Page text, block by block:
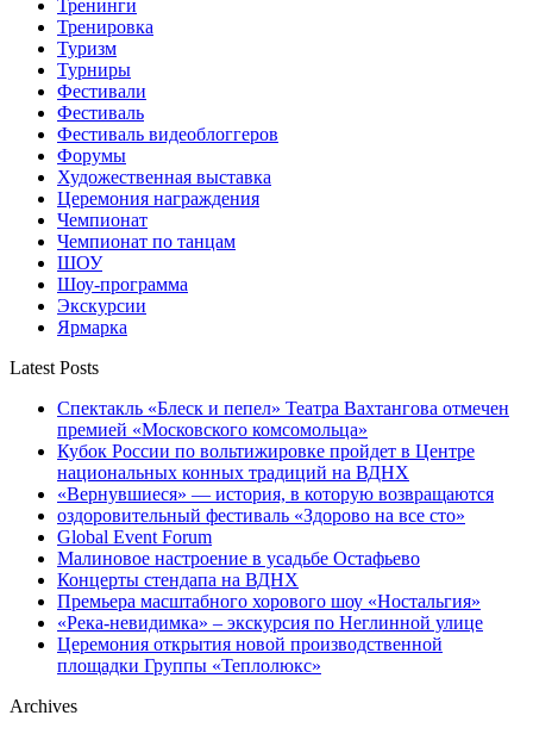
Тренинги
Тренировка
Туризм
Турниры
Фестивали
Фестиваль
Фестиваль видеоблоггеров
Форумы
Художественная выставка
Церемония награждения
Чемпионат
Чемпионат по танцам
ШОУ
Шоу-программа
Экскурсии
Ярмарка
Latest Posts
Спектакль «Блеск и пепел» Театра Вахтангова отмечен
премией «Московского комсомольца»
Кубок России по вольтижировке пройдет в Центре
национальных конных традиций на ВДНХ
«Вернувшиеся» — история, в которую возвращаются
оздоровительный фестиваль «Здорово на все сто»
Global Event Forum
Малиновое настроение в усадьбе Остафьево
Концерты стендапа на ВДНХ
Премьера масштабного хорового шоу «Ностальгия»
«Река-невидимка» – экскурсия по Неглинной улице
Церемония открытия новой производственной
площадки Группы «Теплолюкс»
Archives